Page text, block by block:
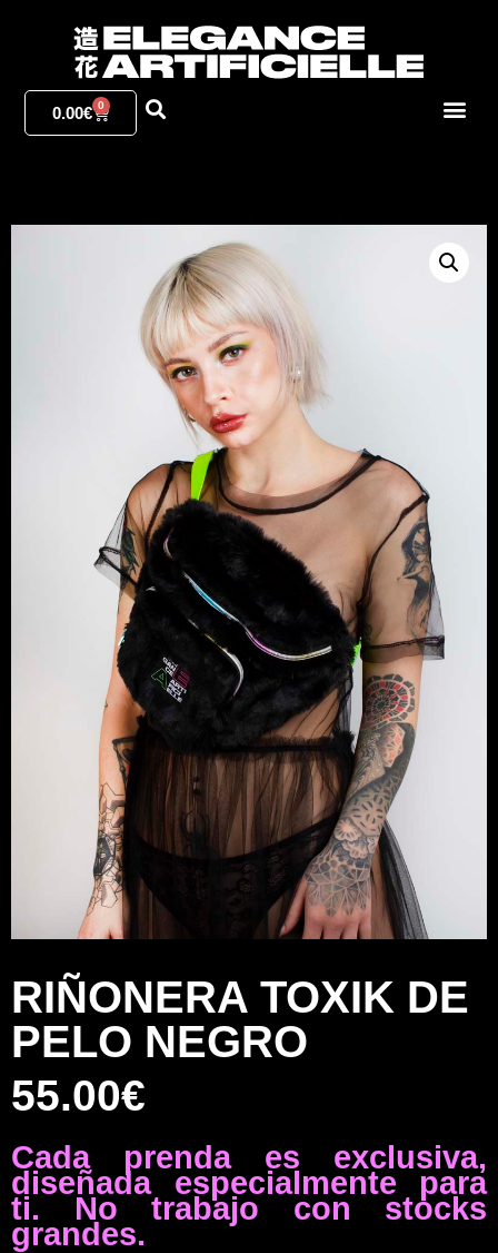
0.00€ 0
RIÑONERA TOXIK DE
PELO NEGRO
55.00€
Cada prenda es exclusiva,
diseñada especialmente para
ti. No trabajo con stocks
grandes.